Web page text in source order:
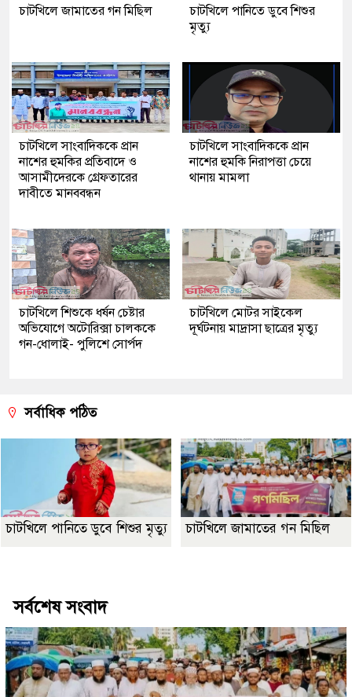
চাটখিলে জামাতের গন মিছিল
চাটখিলে পানিতে ডুবে শিশুর
মৃত্যু
চাটখিলে সাংবাদিককে প্রান
নাশের হুমকির প্রতিবাদে ও
আসামীদেরকে গ্রেফতারের
দাবীতে মানববন্ধন
চাটখিলে সাংবাদিককে প্রান
নাশের হুমকি নিরাপত্তা চেয়ে
থানায় মামলা
চাটখিলে শিশুকে ধর্ষন চেষ্টার
অভিযোগে অটোরিক্সা চালককে
গন-ধোলাই- পুলিশে সোর্পদ
চাটখিলে মোটর সাইকেল
দূর্ঘটনায় মাদ্রাসা ছাত্রের মৃত্যু
সর্বাধিক পঠিত
চাটখিলে পানিতে ডুবে শিশুর মৃত্যু চাটখিলে জামাতের গন মিছিল
সর্বশেষ সংবাদ